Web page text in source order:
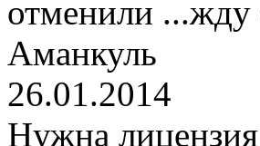
отменили ...жду
Аманкуль
26.01.2014
Нужна